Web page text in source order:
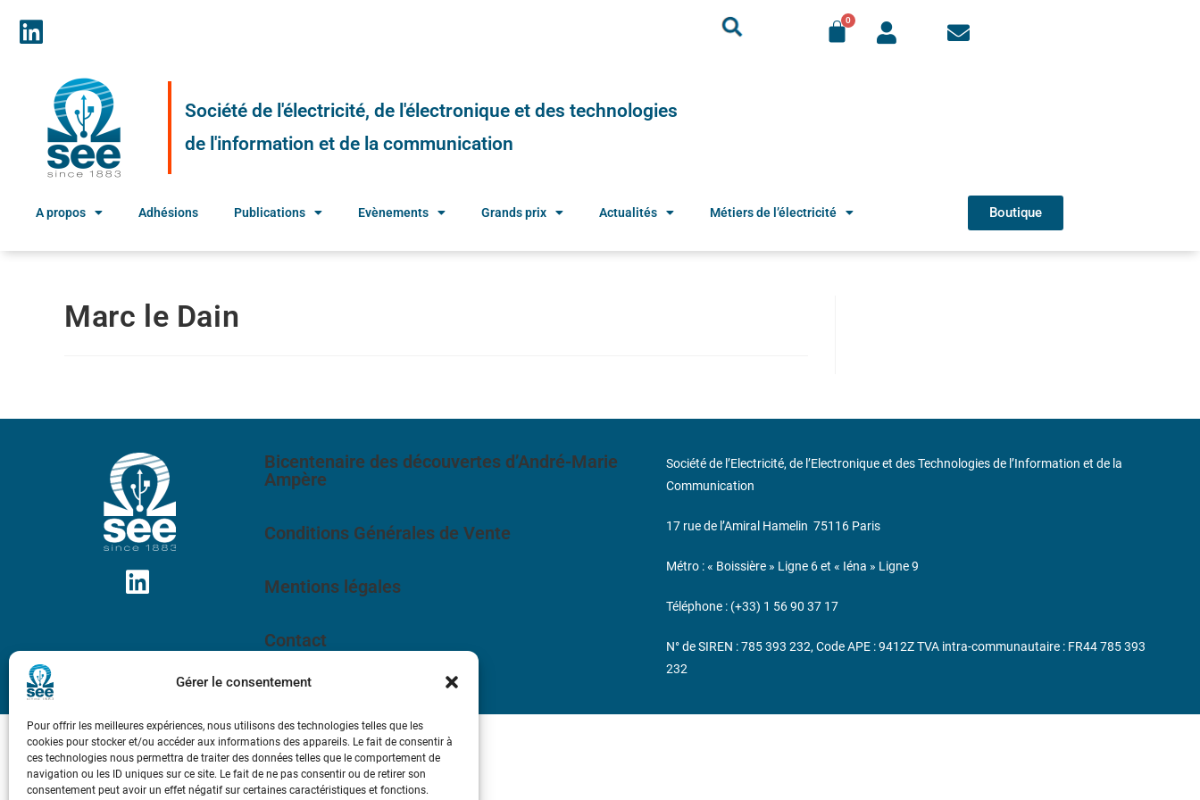
Gérer le consentement
Pour offrir les meilleures expériences, nous utilisons des technologies telles que les
cookies pour stocker et/ou accéder aux informations des appareils. Le fait de consentir à
ces technologies nous permettra de traiter des données telles que le comportement de
navigation ou les ID uniques sur ce site. Le fait de ne pas consentir ou de retirer son
consentement peut avoir un effet négatif sur certaines caractéristiques et fonctions.
Société de l'électricité, de l'électronique et des technologies
de l'information et de la communication
A propos Adhésions Publications Evènements Grands prix Actualités Métiers de l’électricité Boutique
Marc le Dain
Bicentenaire des découvertes d’André-Marie
Ampère
Conditions Générales de Vente
Mentions légales
Contact
Société de l’Electricité, de l’Electronique et des Technologies de l’Information et de la
Communication
17 rue de l’Amiral Hamelin 75116 Paris
Métro : « Boissière » Ligne 6 et « Iéna » Ligne 9
Téléphone : (+33) 1 56 90 37 17
N° de SIREN : 785 393 232, Code APE : 9412Z TVA intra-communautaire : FR44 785 393
232